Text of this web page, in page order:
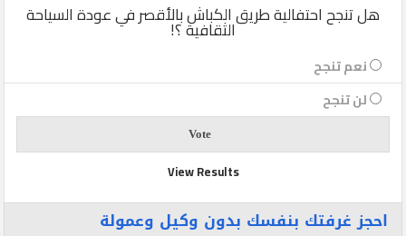
هل تنجح احتفالية طريق الكباش بالأقصر في عودة السياحة
الثقافية ؟!
نعم تنجح
لن تنجح
View Results
احجز غرفتك بنفسك بدون وكيل وعمولة